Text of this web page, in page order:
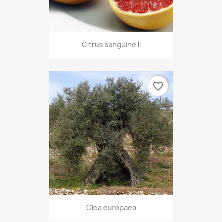
Citrus sanguinelli
Olea europaea
favorite_border